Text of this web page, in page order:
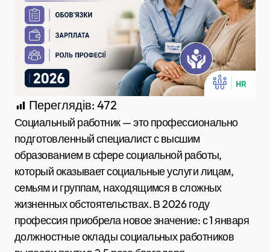
Переглядів: 472
Социальный работник — это профессионально
подготовленный специалист с высшим
образованием в сфере социальной работы,
который оказывает социальные услуги лицам,
семьям и группам, находящимся в сложных
жизненных обстоятельствах. В 2026 году
профессия приобрела новое значение: с 1 января
должностные оклады социальных работников